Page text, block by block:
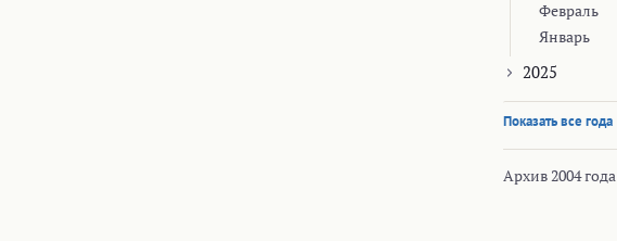
Февраль
Январь
2025
Показать все года
Архив 2004 года